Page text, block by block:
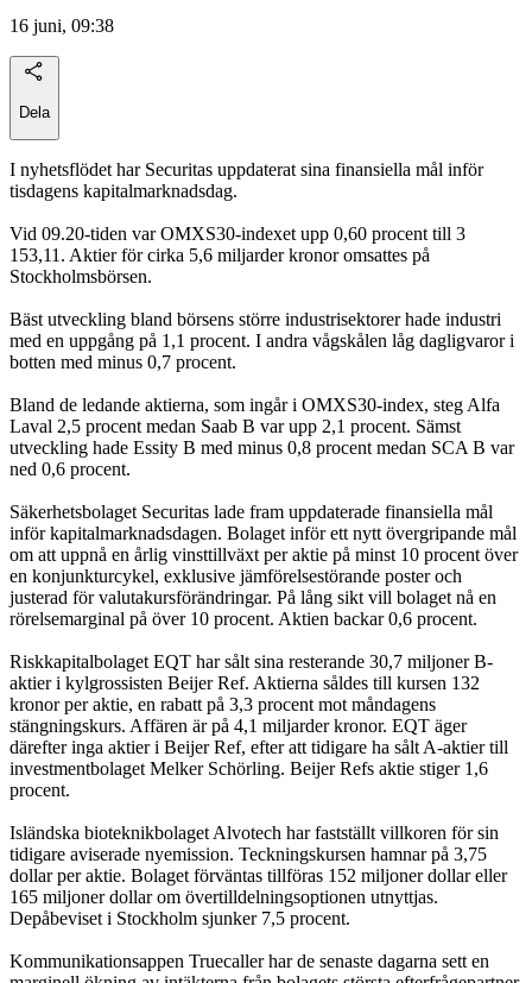
16 juni, 09:38
Dela
I nyhetsflödet har Securitas uppdaterat sina finansiella mål inför
tisdagens kapitalmarknadsdag.
Vid 09.20-tiden var OMXS30-indexet upp 0,60 procent till 3
153,11. Aktier för cirka 5,6 miljarder kronor omsattes på
Stockholmsbörsen.
Bäst utveckling bland börsens större industrisektorer hade industri
med en uppgång på 1,1 procent. I andra vågskålen låg dagligvaror i
botten med minus 0,7 procent.
Bland de ledande aktierna, som ingår i OMXS30-index, steg Alfa
Laval 2,5 procent medan Saab B var upp 2,1 procent. Sämst
utveckling hade Essity B med minus 0,8 procent medan SCA B var
ned 0,6 procent.
Säkerhetsbolaget Securitas lade fram uppdaterade finansiella mål
inför kapitalmarknadsdagen. Bolaget inför ett nytt övergripande mål
om att uppnå en årlig vinsttillväxt per aktie på minst 10 procent över
en konjunkturcykel, exklusive jämförelsestörande poster och
justerad för valutakursförändringar. På lång sikt vill bolaget nå en
rörelsemarginal på över 10 procent. Aktien backar 0,6 procent.
Riskkapitalbolaget EQT har sålt sina resterande 30,7 miljoner B-
aktier i kylgrossisten Beijer Ref. Aktierna såldes till kursen 132
kronor per aktie, en rabatt på 3,3 procent mot måndagens
stängningskurs. Affären är på 4,1 miljarder kronor. EQT äger
därefter inga aktier i Beijer Ref, efter att tidigare ha sålt A-aktier till
investmentbolaget Melker Schörling. Beijer Refs aktie stiger 1,6
procent.
Isländska bioteknikbolaget Alvotech har fastställt villkoren för sin
tidigare aviserade nyemission. Teckningskursen hamnar på 3,75
dollar per aktie. Bolaget förväntas tillföras 152 miljoner dollar eller
165 miljoner dollar om övertilldelningsoptionen utnyttjas.
Depåbeviset i Stockholm sjunker 7,5 procent.
Kommunikationsappen Truecaller har de senaste dagarna sett en